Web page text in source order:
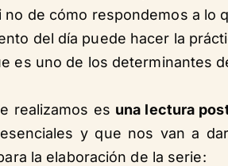
no de cómo respondemos a lo
del día puede hacer la
es uno de los determinantes
realizamos es una lectura
y que nos van a
la elaboración de la serie: